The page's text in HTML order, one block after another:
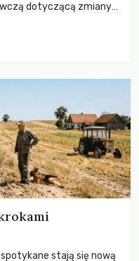
dotyczącą zmiany
przyrody i zwierząt,
stają się nową